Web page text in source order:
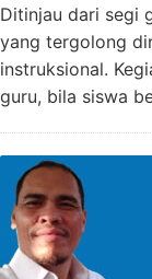
Ditinjau dari segi
yang tergolong
instruksional.
guru, bila siswa